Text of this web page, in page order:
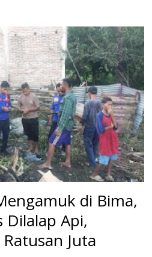
di Bima,
Dilalap Api,
Juta